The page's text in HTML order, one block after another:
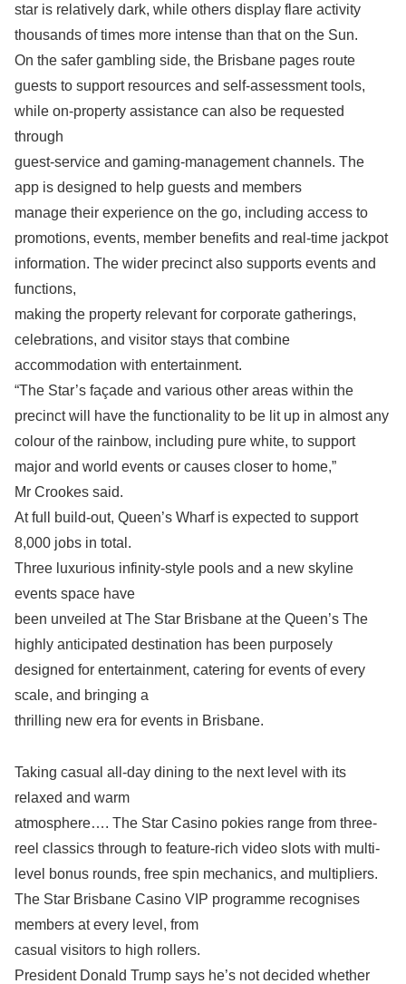
star is relatively dark, while others display flare activity
thousands of times more intense than that on the Sun.
On the safer gambling side, the Brisbane pages route
guests to support resources and self-assessment tools,
while on-property assistance can also be requested
through
guest-service and gaming-management channels. The
app is designed to help guests and members
manage their experience on the go, including access to
promotions, events, member benefits and real-time jackpot
information. The wider precinct also supports events and
functions,
making the property relevant for corporate gatherings,
celebrations, and visitor stays that combine
accommodation with entertainment.
“The Star’s façade and various other areas within the
precinct will have the functionality to be lit up in almost any
colour of the rainbow, including pure white, to support
major and world events or causes closer to home,”
Mr Crookes said.
At full build-out, Queen’s Wharf is expected to support
8,000 jobs in total.
Three luxurious infinity-style pools and a new skyline
events space have
been unveiled at The Star Brisbane at the Queen’s The
highly anticipated destination has been purposely
designed for entertainment, catering for events of every
scale, and bringing a
thrilling new era for events in Brisbane.
Taking casual all-day dining to the next level with its
relaxed and warm
atmosphere…. The Star Casino pokies range from three-
reel classics through to feature-rich video slots with multi-
level bonus rounds, free spin mechanics, and multipliers.
The Star Brisbane Casino VIP programme recognises
members at every level, from
casual visitors to high rollers.
President Donald Trump says he’s not decided whether